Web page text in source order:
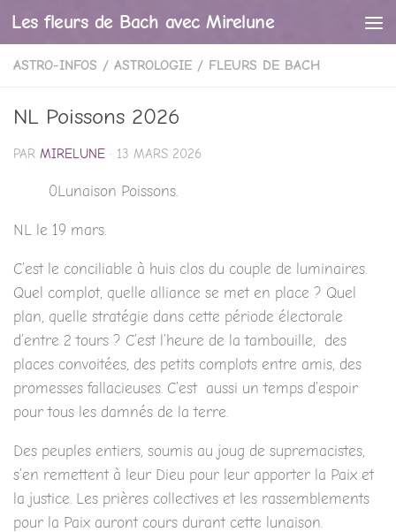
Skip to content
Les fleurs de Bach avec Mirelune
ASTRO-INFOS / ASTROLOGIE / FLEURS DE BACH
NL Poissons 2026
PAR MIRELUNE · 13 MARS 2026
0Lunaison Poissons.
NL le 19 mars.
C’est le conciliable à huis clos du couple de luminaires.
Quel complot, quelle alliance se met en place ? Quel
plan, quelle stratégie dans cette période électorale
d’entre 2 tours ? C’est l’heure de la tambouille, des
places convoitées, des petits complots entre amis, des
promesses fallacieuses. C’est aussi un temps d’espoir
pour tous les damnés de la terre.
Des peuples entiers, soumis au joug de supremacistes,
s’en remettent à leur Dieu pour leur apporter la Paix et
la justice. Les prières collectives et les rassemblements
pour la Paix auront cours durant cette lunaison.